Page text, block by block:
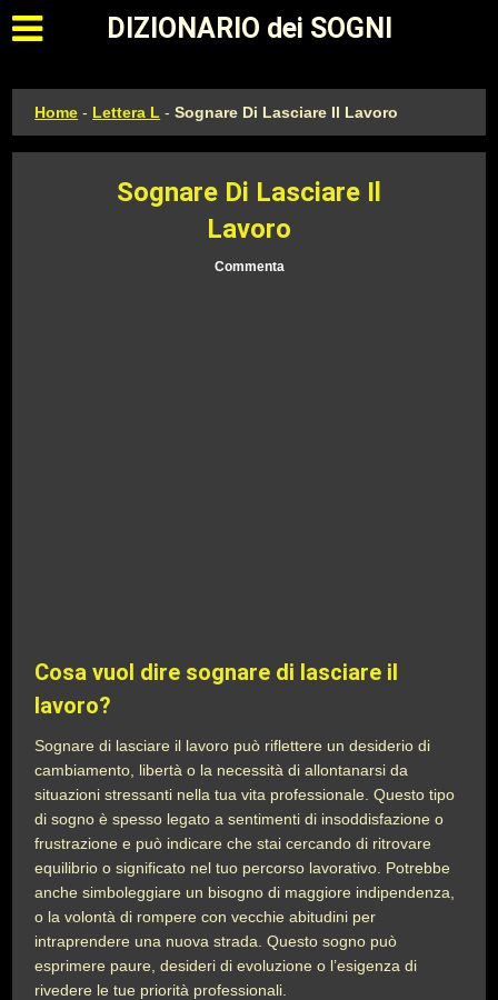
Apri il menu principale
DIZIONARIO dei SOGNI
Home - Lettera L -Sognare Di Lasciare Il Lavoro
Sognare Di Lasciare Il
Lavoro
Commenta
Cosa vuol dire sognare di lasciare il
lavoro?
Sognare di lasciare il lavoro può riflettere un desiderio di
cambiamento, libertà o la necessità di allontanarsi da
situazioni stressanti nella tua vita professionale. Questo tipo
di sogno è spesso legato a sentimenti di insoddisfazione o
frustrazione e può indicare che stai cercando di ritrovare
equilibrio o significato nel tuo percorso lavorativo. Potrebbe
anche simboleggiare un bisogno di maggiore indipendenza,
o la volontà di rompere con vecchie abitudini per
intraprendere una nuova strada. Questo sogno può
esprimere paure, desideri di evoluzione o l’esigenza di
rivedere le tue priorità professionali.